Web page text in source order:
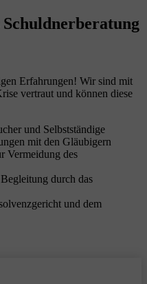
Schuldnerberatung
Erfahrungen! Wir sind mit
vertraut und können diese
und Selbstständige
mit den Gläubigern
Vermeidung des
durch das
und dem